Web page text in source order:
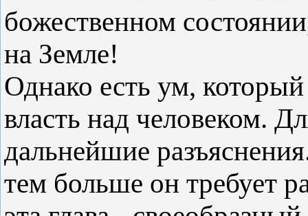
божественном
на Земле!
Однако есть ум,
власть над человеком.
дальнейшие
тем больше он требует